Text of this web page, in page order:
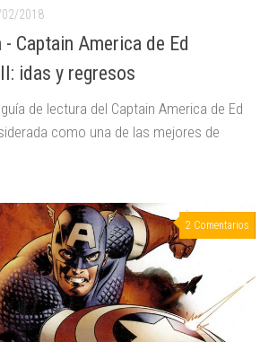
2018
Captain America de Ed
idas y regresos
de lectura del Captain America de Ed
como una de las mejores de
2 Comentarios